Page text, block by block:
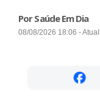
Por Saúde Em Dia
08/08/2026 18:06 -